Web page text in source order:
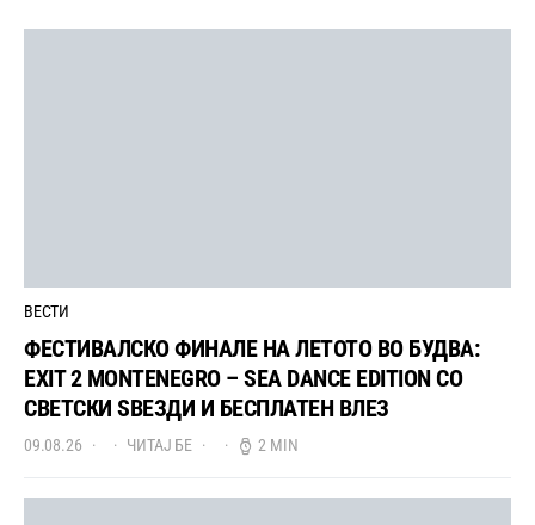
ВЕСТИ
ФЕСТИВАЛСКО ФИНАЛЕ НА ЛЕТОТО ВО БУДВА:
EXIT 2 MONTENEGRO – SEA DANCE EDITION СО
СВЕТСКИ ЅВЕЗДИ И БЕСПЛАТЕН ВЛЕЗ
09.08.26 ЧИТАЈ БЕ 2 MIN